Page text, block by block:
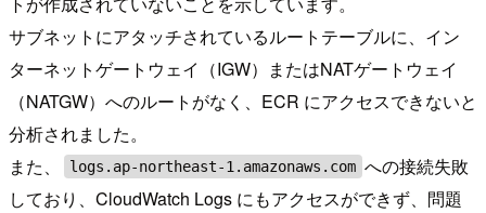
サブネットにアタッチされているルートテーブルに、イン
ターネットゲートウェイ（IGW）またはNATゲートウェイ
（NATGW）へのルートがなく、ECR にアクセスできないと
分析されました。
また、
logs.ap-northeast-1.amazonaws.com への接続失敗
しており、CloudWatch Logs にもアクセスができず、問題